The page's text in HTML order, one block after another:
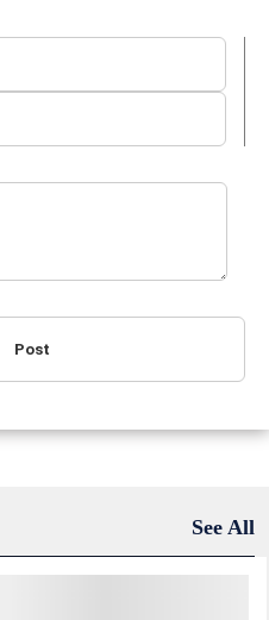
Post
See All